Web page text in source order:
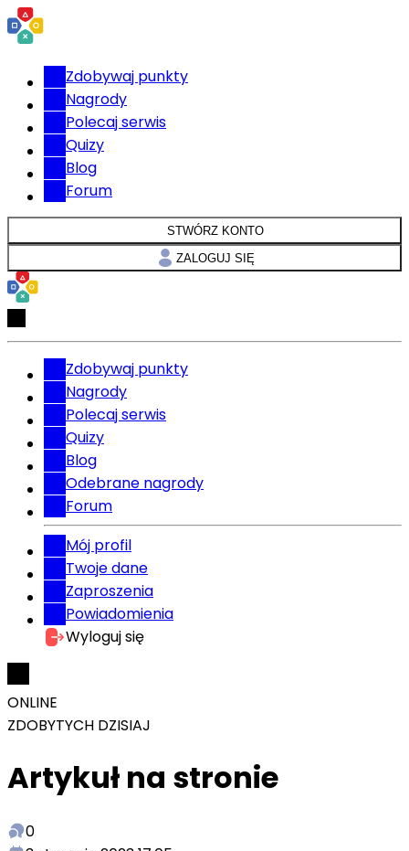
Zdobywaj punkty
Nagrody
Polecaj serwis
Quizy
Blog
Forum
STWÓRZ KONTO
ZALOGUJ SIĘ
Zdobywaj punkty
Nagrody
Polecaj serwis
Quizy
Blog
Odebrane nagrody
Forum
Mój profil
Twoje dane
Zaproszenia
Powiadomienia
Wyloguj się
ONLINE
ZDOBYTYCH DZISIAJ
Artykuł na stronie
0